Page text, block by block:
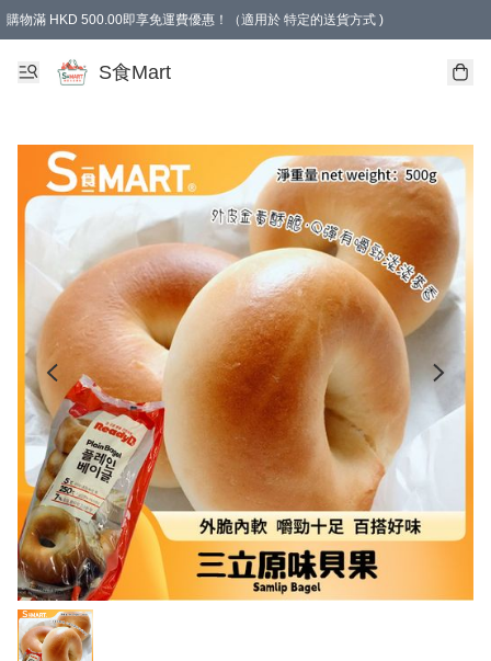
購物滿 HKD 500.00即享免運費優惠！（適用於 特定的送貨方式 )
S食Mart